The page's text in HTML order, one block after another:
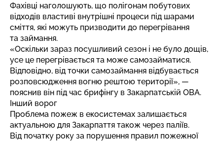
Фахівці наголошують, що полігонам побутових
відходів властиві внутрішні процеси під шарами
сміття, які можуть призводити до перегрівання
та займання.
«Оскільки зараз посушливий сезон і не було дощів,
усе це перегрівається та може самозайматися.
Відповідно, від точки самозаймання відбувається
розповсюдження вогню рештою території», —
пояснив він під час брифінгу в Закарпатській ОВА.
Інший ворог
Проблема пожеж в екосистемах залишається
актуальною для Закарпаття також через паліїв.
Від початку року за порушення правил пожежної